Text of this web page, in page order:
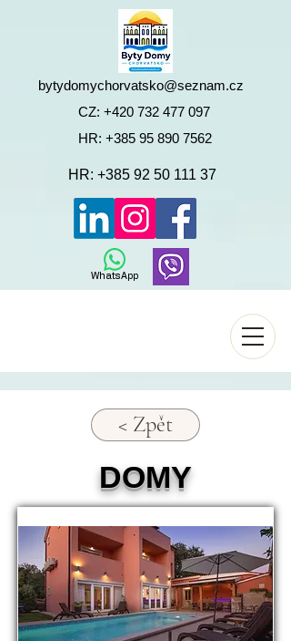
HR: +385 95 890 7562
CZ: +420 732 477 097
WhatsApp
bytydomychorvatsko@seznam.cz
HR: +385 92 50 111 37
< Zpět
DOMY